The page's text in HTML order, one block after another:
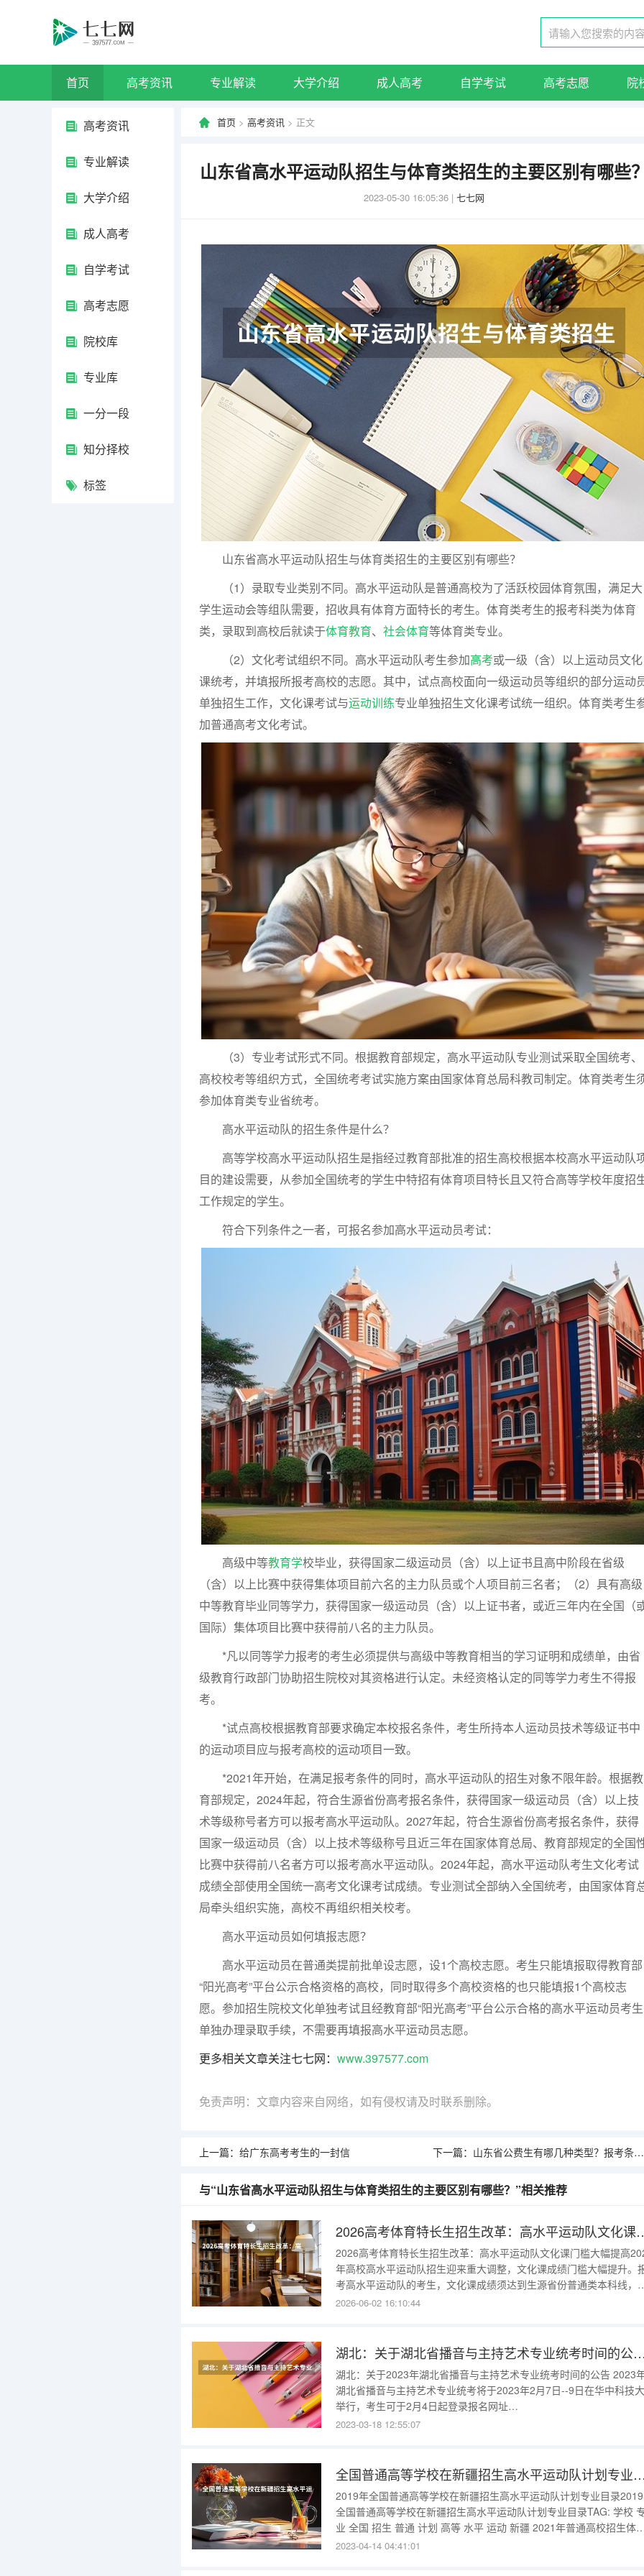
首页 高考资讯 专业解读 大学介绍 成人高考 自学考试 高考志愿 院
高考资讯
专业解读
大学介绍
成人高考
自学考试
高考志愿
院校库
专业库
一分一段
知分择校
标签
首页 > 高考资讯 > 正文
山东省高水平运动队招生与体育类招生的主要区别有哪些
2023-05-30 16:05:36 | 七七网
山东省高水平运动队招生与体育类招生的主要区别有哪些？
（1）录取专业类别不同。高水平运动队是普通高校为了活跃校园体育氛围，满足大
学生运动会等组队需要，招收具有体育方面特长的考生。体育类考生的报考科类为体育
类，录取到高校后就读于体育教育、 社会体育等体育类专业。
（2）文化考试组织不同。高水平运动队考生参加高考或一级（含）以上运动员文化
课统考，并填报所报考高校的志愿。其中，试点高校面向一级运动员等组织的部分运动
单独招生工作，文化课考试与运动训练专业单独招生文化课考试统一组织。体育类考生
加普通高考文化考试。
（3）专业考试形式不同。根据教育部规定，高水平运动队专业测试采取全国统考、
高校校考等组织方式，全国统考考试实施方案由国家体育总局科教司制定。体育类考生
参加体育类专业省统考。
高水平运动队的招生条件是什么？
高等学校高水平运动队招生是指经过教育部批准的招生高校根据本校高水平运动队
目的建设需要，从参加全国统考的学生中特招有体育项目特长且又符合高等学校年度招
工作规定的学生。
符合下列条件之一者，可报名参加高水平运动员考试：
高级中等教育学校毕业，获得国家二级运动员（含）以上证书且高中阶段在省级
（含）以上比赛中获得集体项目前六名的主力队员或个人项目前三名者；（2）具有高级
中等教育毕业同等学力，获得国家一级运动员（含）以上证书者，或近三年内在全国（
国际）集体项目比赛中获得前八名的主力队员。
*凡以同等学力报考的考生必须提供与高级中等教育相当的学习证明和成绩单，由省
级教育行政部门协助招生院校对其资格进行认定。未经资格认定的同等学力考生不得报
考。
*试点高校根据教育部要求确定本校报名条件，考生所持本人运动员技术等级证书中
的运动项目应与报考高校的运动项目一致。
*2021年开始，在满足报考条件的同时，高水平运动队的招生对象不限年龄。根据教
育部规定，2024年起，符合生源省份高考报名条件，获得国家一级运动员（含）以上技
术等级称号者方可以报考高水平运动队。2027年起，符合生源省份高考报名条件，获得
国家一级运动员（含）以上技术等级称号且近三年在国家体育总局、教育部规定的全国
比赛中获得前八名者方可以报考高水平运动队。2024年起，高水平运动队考生文化考试
成绩全部使用全国统一高考文化课考试成绩。专业测试全部纳入全国统考，由国家体育
局牵头组织实施，高校不再组织相关校考。
高水平运动员如何填报志愿？
高水平运动员在普通类提前批单设志愿，设1个高校志愿。考生只能填报取得教育部
“阳光高考”平台公示合格资格的高校，同时取得多个高校资格的也只能填报1个高校志
愿。参加招生院校文化单独考试且经教育部“阳光高考”平台公示合格的高水平运动员考生
单独办理录取手续，不需要再填报高水平运动员志愿。
更多相关文章关注七七网： www.397577.com
免责声明：文章内容来自网络，如有侵权请及时联系删除。
上一篇： 给广东高考考生的一封信 下一篇： 山东省公费生有哪几种类型？报考条件有哪些？
与“山东省高水平运动队招生与体育类招生的主要区别有哪些？”相关推荐
2026高考体育特长
2026高考体育特长生招生改革：高水平运动队文化课门槛大幅提高
年高校高水平运动队招生迎来重大调整，文化课成绩门槛大幅提升。
考高水平运动队的考生，文化课成绩须达到生源省份普通类本科线，
非原来的本科线的65%。对于世界一流大学建设高校，文化课须达到
以较低的分数
2026-06-02 16:10:44
湖北：关于湖北省播音与主持艺术专业统考时间的公告 云南：普通高等学校招
湖北：关于2023年湖北省播音与主持艺术专业统考时间的公告 2023
湖北省播音与主持艺术专业统考将于2023年2月7日--9日在华中科技
举行，考生可于2月4日起登录报名网址
（http://www.hubeiyikaowang.com/baoming/yikao_fzby/bm1.aspx
2023-03-18 12:55:07
全国普通高等学校在新疆招生高水平运动队计划专业
2019年全国普通高等学校在新疆招生高水平运动队计划专业目录
全国普通高等学校在新疆招生高水平运动队计划专业目录TAG: 学校 专
业 全国 招生 普通 计划 高等 水平 运动 新疆 2021年普通高校招生体育
类专业省统考即将开始2021年普通高校招生体育类专业省统考即将开
2023-04-14 04:41:01